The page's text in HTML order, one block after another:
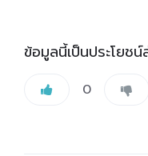
ข้อมูลนี้เป็นประโยช
0